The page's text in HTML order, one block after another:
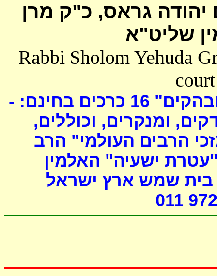
גראס, כ"ק מרן
שליט"א
Rabbi Sholom Yehuda
כרכים בחינם: -
ומנקרים, וכוללים,
הרבים העולמי" הרב
ישעיה" האלמין
שמש ארץ ישראל
011